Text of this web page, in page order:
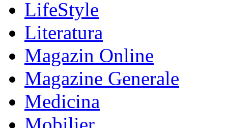
LifeStyle
Literatura
Magazin Online
Magazine Generale
Medicina